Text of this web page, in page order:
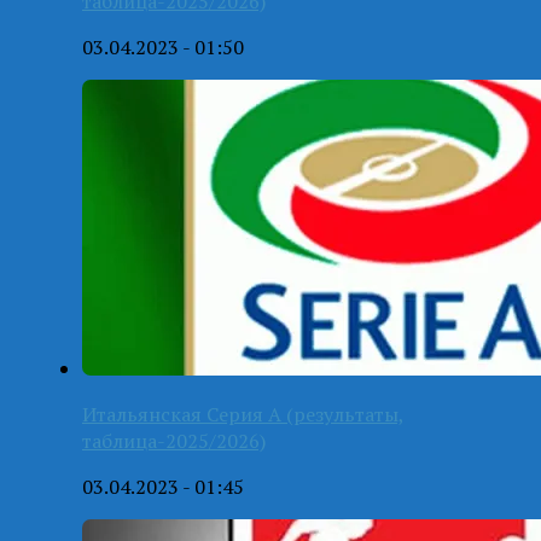
03.04.2023 - 01:50
Итальянская Серия А (результаты,
таблица-2025/2026)
03.04.2023 - 01:45